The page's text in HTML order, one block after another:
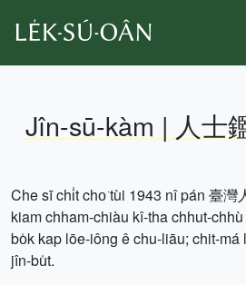
Jîn-sū-kàm | 人士
Che sī chi̍t cho͘ tùi 1943 nî pán 臺灣
kiam chham-chiàu kî-tha chhut-
bo̍k kap lōe-iông ê chu-liāu; chit-má
jîn-bu̍t.